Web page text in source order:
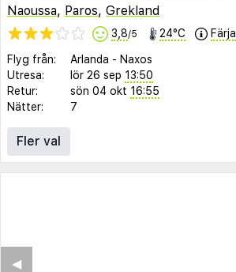
Naoussa, Paros, Grekland
3,8/5 24°C Färja
Flyg från: Arlanda - Naxos
Utresa:
lör 26 sep 13:50
Retur:
sön 04 okt 16:55
Nätter:
7
Fler val
◀︎